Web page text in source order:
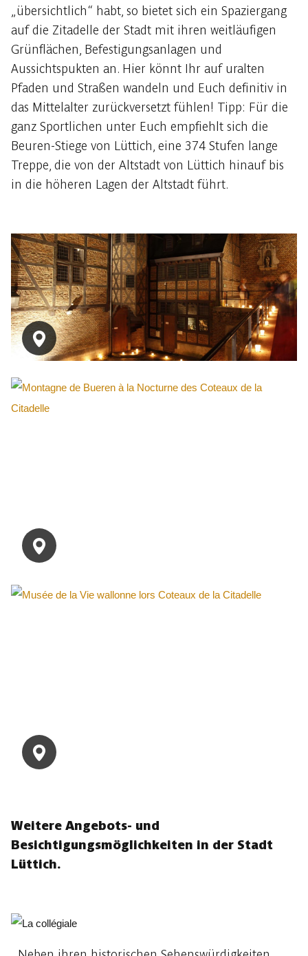
„übersichtlich“ habt, so bietet sich ein Spaziergang
auf die Zitadelle der Stadt mit ihren weitläufigen
Grünflächen, Befestigungsanlagen und
Aussichtspukten an. Hier könnt Ihr auf uralten
Pfaden und Straßen wandeln und Euch definitiv in
das Mittelalter zurückversetzt fühlen! Tipp: Für die
ganz Sportlichen unter Euch empfiehlt sich die
Beuren-Stiege von Lüttich, eine 374 Stufen lange
Treppe, die von der Altstadt von Lüttich hinauf bis
in die höheren Lagen der Altstadt führt.
Weitere Angebots- und
Besichtigungsmöglichkeiten in der Stadt
Lüttich.